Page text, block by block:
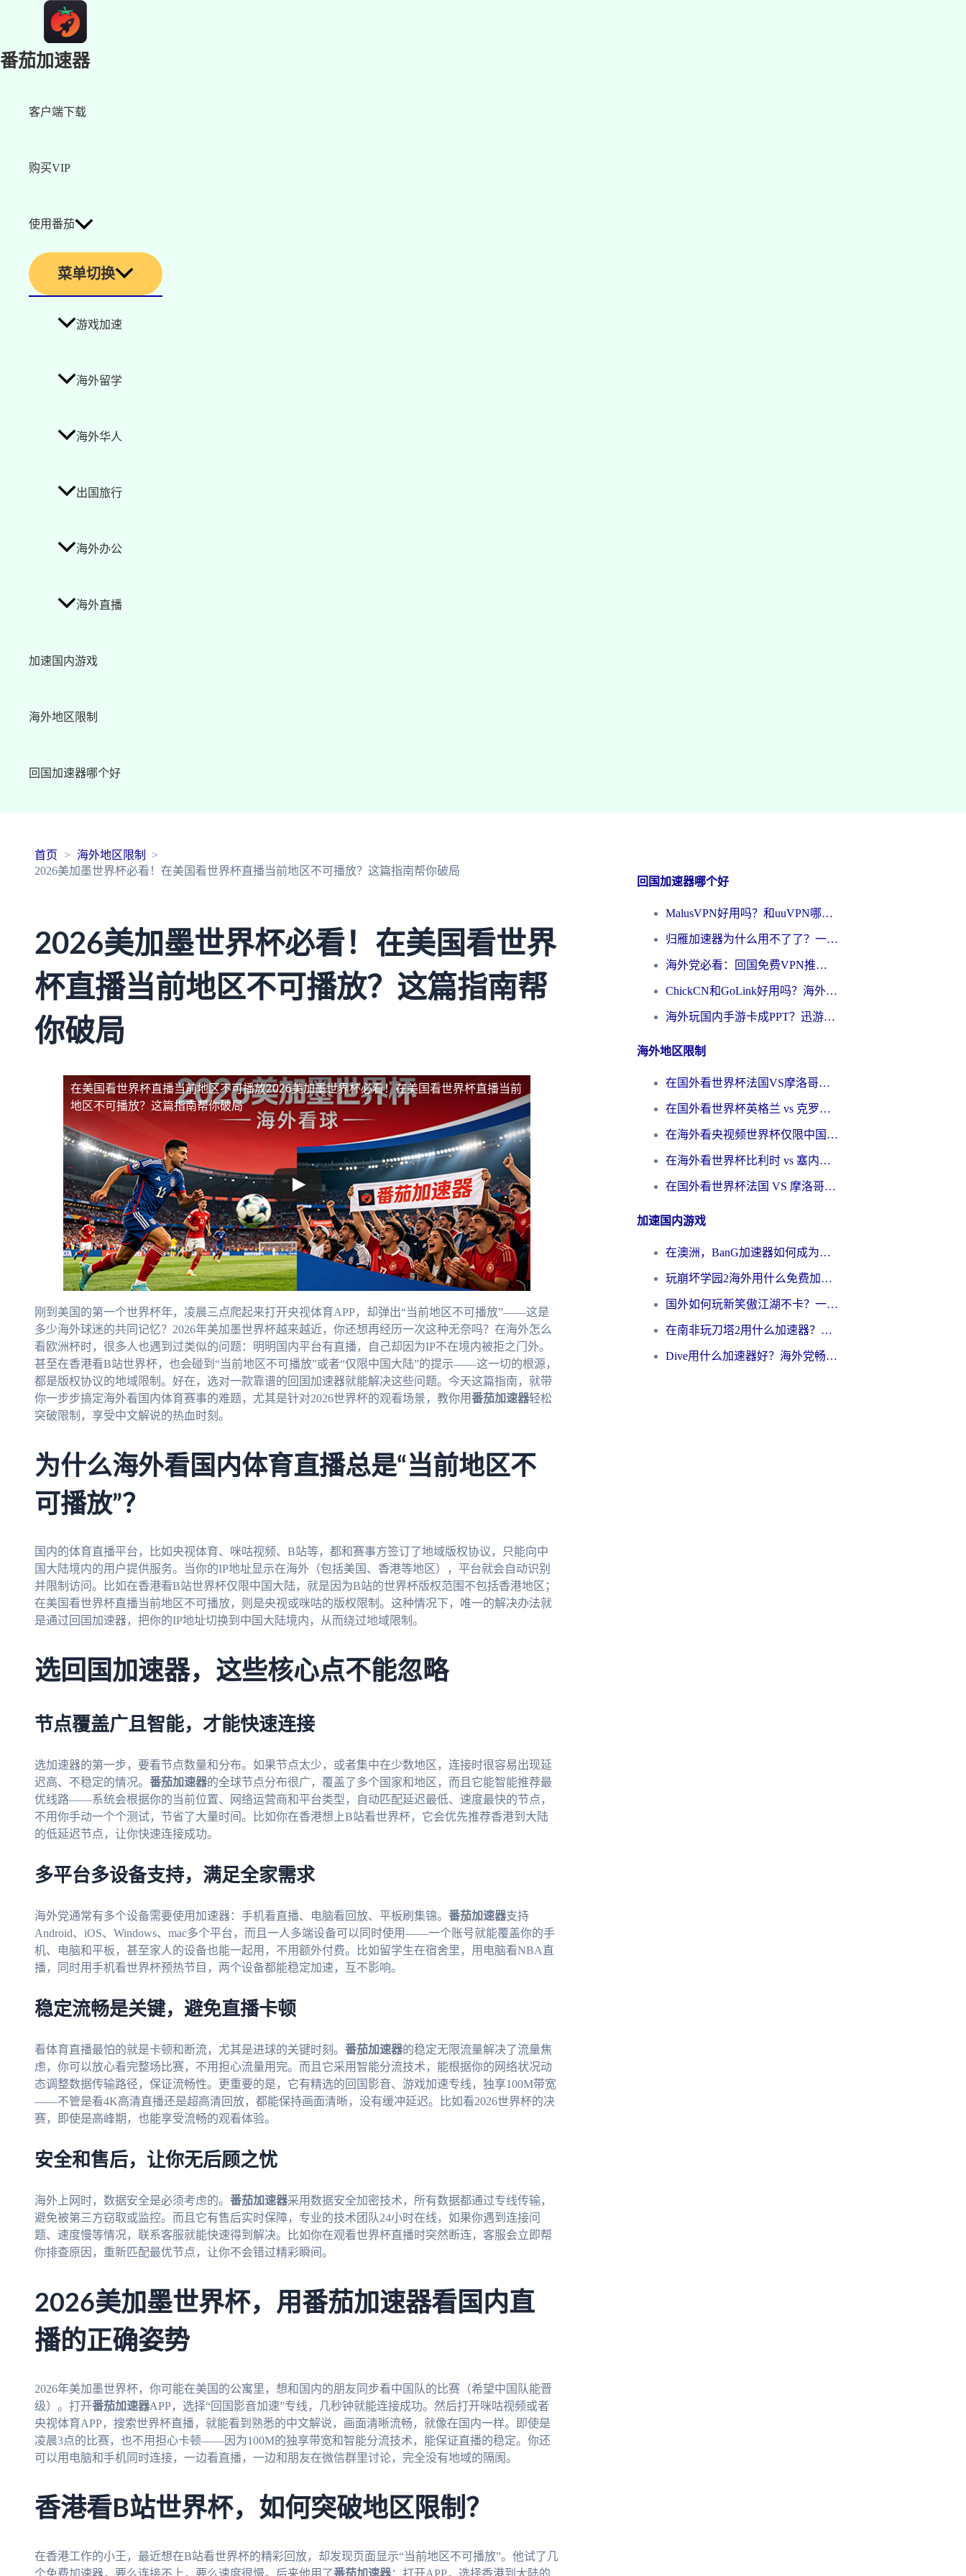
番茄加速器
客户端下载
购买VIP
使用番茄
菜单切换
游戏加速
海外留学
海外华人
出国旅行
海外办公
海外直播
加速国内游戏
海外地区限制
回国加速器哪个好
首页
海外地区限制
2026美加墨世界杯必看！在美国看世界杯直播当前地区不可播放？这篇指南帮你破局
2026美加墨世界杯必看！在美国看世界
杯直播当前地区不可播放？这篇指南帮
你破局
在美国看世界杯直播当前地区不可播放2026美加墨世界杯必看！在美国看世界杯直播当前
地区不可播放？这篇指南帮你破局
刚到美国的第一个世界杯年，凌晨三点爬起来打开央视体育APP，却弹出“当前地区不可播放”——这是
多少海外球迷的共同记忆？2026年美加墨世界杯越来越近，你还想再经历一次这种无奈吗？在海外怎么
看欧洲杯时，很多人也遇到过类似的问题：明明国内平台有直播，自己却因为IP不在境内被拒之门外。
甚至在香港看B站世界杯，也会碰到“当前地区不可播放”或者“仅限中国大陆”的提示——这一切的根源，
都是版权协议的地域限制。好在，选对一款靠谱的回国加速器就能解决这些问题。今天这篇指南，就带
你一步步搞定海外看国内体育赛事的难题，尤其是针对2026世界杯的观看场景，教你用番茄加速器轻松
突破限制，享受中文解说的热血时刻。
为什么海外看国内体育直播总是“当前地区不
可播放”？
国内的体育直播平台，比如央视体育、咪咕视频、B站等，都和赛事方签订了地域版权协议，只能向中
国大陆境内的用户提供服务。当你的IP地址显示在海外（包括美国、香港等地区），平台就会自动识别
并限制访问。比如在香港看B站世界杯仅限中国大陆，就是因为B站的世界杯版权范围不包括香港地区；
在美国看世界杯直播当前地区不可播放，则是央视或咪咕的版权限制。这种情况下，唯一的解决办法就
是通过回国加速器，把你的IP地址切换到中国大陆境内，从而绕过地域限制。
选回国加速器，这些核心点不能忽略
节点覆盖广且智能，才能快速连接
选加速器的第一步，要看节点数量和分布。如果节点太少，或者集中在少数地区，连接时很容易出现延
迟高、不稳定的情况。 番茄加速器的全球节点分布很广，覆盖了多个国家和地区，而且它能智能推荐最
优线路——系统会根据你的当前位置、网络运营商和平台类型，自动匹配延迟最低、速度最快的节点，
不用你手动一个个测试，节省了大量时间。比如你在香港想上B站看世界杯，它会优先推荐香港到大陆
的低延迟节点，让你快速连接成功。
多平台多设备支持，满足全家需求
海外党通常有多个设备需要使用加速器：手机看直播、电脑看回放、平板刷集锦。 番茄加速器支持
Android、iOS、Windows、mac多个平台，而且一人多端设备可以同时使用——一个账号就能覆盖你的手
机、电脑和平板，甚至家人的设备也能一起用，不用额外付费。比如留学生在宿舍里，用电脑看NBA直
播，同时用手机看世界杯预热节目，两个设备都能稳定加速，互不影响。
稳定流畅是关键，避免直播卡顿
看体育直播最怕的就是卡顿和断流，尤其是进球的关键时刻。 番茄加速器的稳定无限流量解决了流量焦
虑，你可以放心看完整场比赛，不用担心流量用完。而且它采用智能分流技术，能根据你的网络状况动
态调整数据传输路径，保证流畅性。更重要的是，它有精选的回国影音、游戏加速专线，独享100M带宽
——不管是看4K高清直播还是超高清回放，都能保持画面清晰，没有缓冲延迟。比如看2026世界杯的决
赛，即使是高峰期，也能享受流畅的观看体验。
安全和售后，让你无后顾之忧
海外上网时，数据安全是必须考虑的。 番茄加速器采用数据安全加密技术，所有数据都通过专线传输，
避免被第三方窃取或监控。而且它有售后实时保障，专业的技术团队24小时在线，如果你遇到连接问
题、速度慢等情况，联系客服就能快速得到解决。比如你在观看世界杯直播时突然断连，客服会立即帮
你排查原因，重新匹配最优节点，让你不会错过精彩瞬间。
2026美加墨世界杯，用番茄加速器看国内直
播的正确姿势
2026年美加墨世界杯，你可能在美国的公寓里，想和国内的朋友同步看中国队的比赛（希望中国队能晋
级）。打开番茄加速器APP，选择“回国影音加速”专线，几秒钟就能连接成功。然后打开咪咕视频或者
央视体育APP，搜索世界杯直播，就能看到熟悉的中文解说，画面清晰流畅，就像在国内一样。即使是
凌晨3点的比赛，也不用担心卡顿——因为100M的独享带宽和智能分流技术，能保证直播的稳定。你还
可以用电脑和手机同时连接，一边看直播，一边和朋友在微信群里讨论，完全没有地域的隔阂。
香港看B站世界杯，如何突破地区限制？
在香港工作的小王，最近想在B站看世界杯的精彩回放，却发现页面显示“当前地区不可播放”。他试了几
个免费加速器，要么连接不上，要么速度很慢。后来他用了番茄加速器：打开APP，选择香港到大陆的
回国加速器哪个好
MalusVPN好用吗？和uuVPN哪个好？海外党无缝访问国内资源的真实对比与选择指南
归雁加速器为什么用不了了？一位海外游子的真实困惑与技术解答
海外党必看：回国免费VPN推荐？别踩坑！教你选对加速器无缝刷国内资源
ChickCN和GoLink好用吗？海外党如何选对回国加速器
海外玩国内手游卡成PPT？迅游和奇游手游哪个好？一篇讲透回国加速器怎么选
海外地区限制
在国外看世界杯法国VS摩洛哥地区限制？这篇指南让你流畅看中文解说无压力
在国外看世界杯英格兰 vs 克罗地亚当前地区不可播放？这篇指南帮你搞定所有海外观赛难题
在海外看央视频世界杯仅限中国大陆？这篇指南帮你解锁中文解说+无卡顿直播
在海外看世界杯比利时 vs 塞内加尔仅限中国大陆？我找到了最流畅的中文解说之路
在国外看世界杯法国 VS 摩洛哥仅限中国大陆？海外党这样看中文解说赛事不卡顿
加速国内游戏
在澳洲，BanG加速器如何成为你国服游戏的“时光机”？
玩崩坏学园2海外用什么免费加速器好？2026海外党亲测国服游戏加速指南
国外如何玩新笑傲江湖不卡？一份给海外游子的终极网络指南
在南非玩刀塔2用什么加速器？一份给海外游子的终极生存指南
Dive用什么加速器好？海外党畅玩国服游戏的终极避坑指南